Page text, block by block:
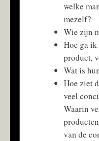
welke
mezelf?
Wie zijn
Hoe ga
product,
Wat is
Hoe ziet
veel
Waarin
van de